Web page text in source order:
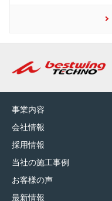
事業内容
会社情報
採用情報
当社の施工事例
お客様の声
最新情報